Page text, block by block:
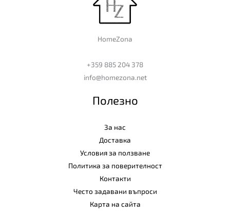
HomeZona
+359 885 204 378
info@homezona.net
Полезно
За нас
Доставка
Условия за ползване
Политика за поверителност
Контакти
Често задавани въпроси
Карта на сайта